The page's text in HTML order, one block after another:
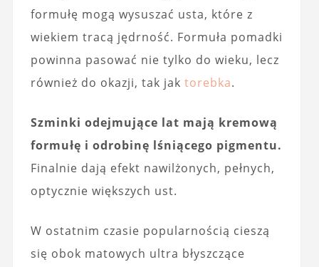
formułę mogą wysuszać usta, które z
wiekiem tracą jędrność. Formuła pomadki
powinna pasować nie tylko do wieku, lecz
również do okazji, tak jak torebka.
Szminki odejmujące lat mają kremową
formułę i odrobinę lśniącego pigmentu.
Finalnie dają efekt nawilżonych, pełnych,
optycznie większych ust.
W ostatnim czasie popularnością cieszą
się obok matowych ultra błyszczące